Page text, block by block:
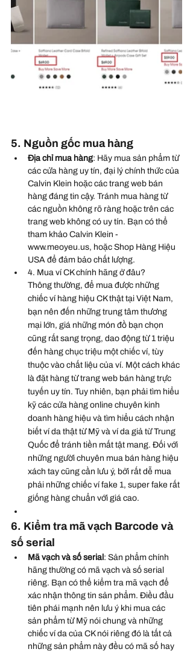
5. Nguồn gốc mua hàng
Địa chỉ mua hàng: Hãy mua sản phẩm từ
các cửa hàng uy tín, đại lý chính thức của
Calvin Klein hoặc các trang web bán
hàng đáng tin cậy. Tránh mua hàng từ
các nguồn không rõ ràng hoặc trên các
trang web không có uy tín. Bạn có thể
tham khảo Calvin Klein -
www.meoyeu.us, hoặc Shop Hàng Hiệu
USA để đảm bảo chất lượng.
4. Mua ví CK chính hãng ở đâu?
Thông thường, để mua được những
chiếc ví hàng hiệu CK thật tại Việt Nam,
bạn nên đến những trung tâm thương
mại lớn, giá những món đồ bạn chọn
cũng rất sang trọng, dao động từ 1 triệu
đến hàng chục triệu một chiếc ví, tùy
thuộc vào chất liệu của ví. Một cách khác
là đặt hàng từ trang web bán hàng trực
tuyến uy tín. Tuy nhiên, bạn phải tìm hiểu
kỹ các cửa hàng online chuyên kinh
doanh hàng hiệu và tìm hiểu cách nhận
biết ví da thật từ Mỹ và ví da giả từ Trung
Quốc để tránh tiền mất tật mang. Đối với
những người chuyên mua bán hàng hiệu
xách tay cũng cần lưu ý, bởi rất dễ mua
phải những chiếc ví fake 1, super fake rất
giống hàng chuẩn với giá cao.
6. Kiểm tra mã vạch Barcode và
số serial
Mã vạch và số serial : Sản phẩm chính
hãng thường có mã vạch và số serial
riêng. Bạn có thể kiểm tra mã vạch để
xác nhận thông tin sản phẩm. Điều đầu
tiên phái mạnh nên lưu ý khi mua các
sản phẩm từ Mỹ nói chung và những
chiếc ví da của CK nói riêng đó là tất cả
những sản phẩm này đều có mã số hay